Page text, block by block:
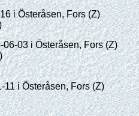
i Österåsen, Fors (Z)
03 i Österåsen, Fors (Z)
11 i Österåsen, Fors (Z)